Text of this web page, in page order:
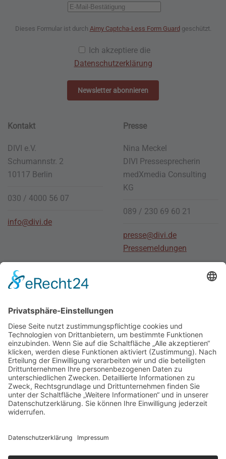
Dieses Formular ist durch Aimy Captcha-Less Form Guardgeschützt.
Ich akzeptiere die
Datenschutzerklärung
Newsletter abonnieren
Kontakt
DIVI e.V.
Schumannstr. 2
10117 Berlin
030 / 4000 56 07
info@divi.de
Presse
Nina Meckel
DIVI Pressesprecherin
medXmedia Consulting
KG
089 / 230 69 60 21
presse@divi.de
Pressemeldungen
Stellenmarkt
Für Arbeitgeber
Social MediaJungeDIVI
Social Media DIVI